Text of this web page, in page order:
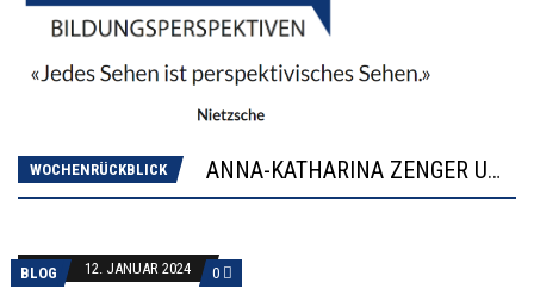
WOCHENRÜCKBLICK
“VIEL ZU VIELE SCHÜLER, DIE GEMESSEN AN IHREN FÄHIGKEITEN GAR NICHT ANS GYMNASIUM GEHÖREN”
DIE GANZE HILFLOSIGKEIT DES BILDUNGSBÜRGERTUMS
BLOG 12. JANUAR 2024 0